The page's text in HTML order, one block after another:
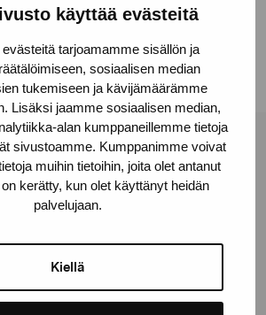
käyttää evästeitä
tarjoamamme sisällön ja
sosiaalisen median
tukemiseen ja kävijämäärämme
Lisäksi jaamme sosiaalisen median,
alan kumppaneillemme tietoja
sivustoamme. Kumppanimme voivat
muihin tietoihin, joita olet antanut
kerätty, kun olet käyttänyt heidän
palvelujaan.
Kiellä
Foundation